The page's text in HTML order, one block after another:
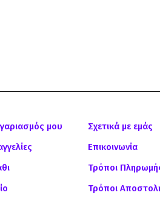
μου
Σχετικά με εμάς
Επικοινωνία
Τρόποι
Τρόποι